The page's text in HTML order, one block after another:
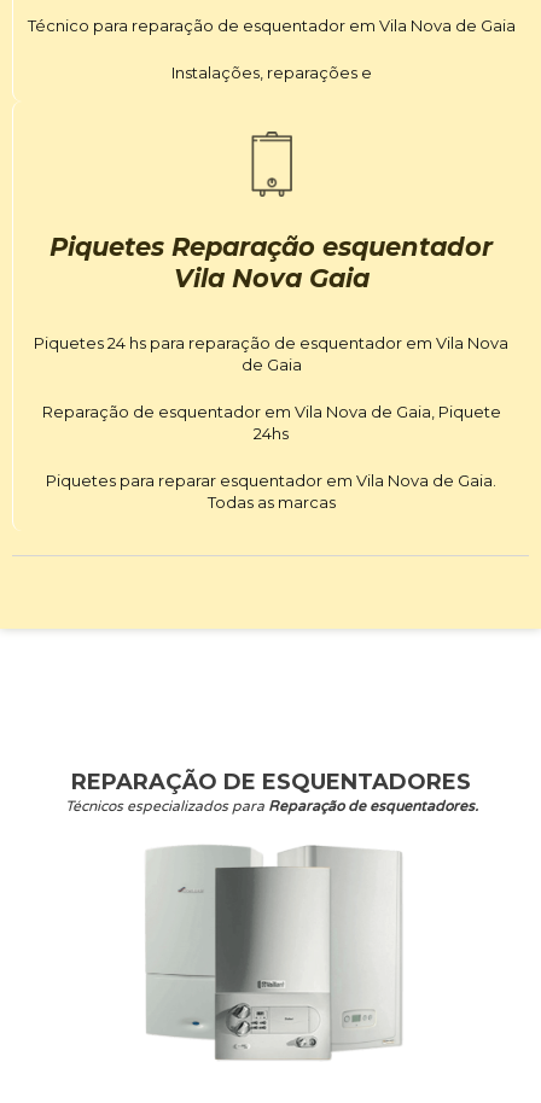
Técnico para reparação de esquentador em Vila Nova de Gaia
Instalações, reparações e
Piquetes Reparação esquentador
Vila Nova Gaia
Piquetes 24 hs para reparação de esquentador em Vila Nova
de Gaia
Reparação de esquentador em Vila Nova de Gaia, Piquete
24hs
Piquetes para reparar esquentador em Vila Nova de Gaia.
Todas as marcas
REPARAÇÃO DE ESQUENTADORES
Técnicos especializados para Reparação de esquentadores.